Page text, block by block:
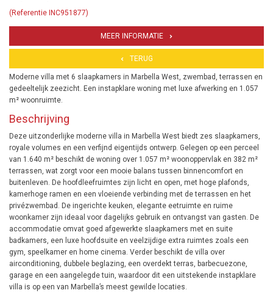
(Referentie INC951877)
MEER INFORMATIE
TERUG
Moderne villa met 6 slaapkamers in Marbella West, zwembad, terrassen en
gedeeltelijk zeezicht. Een instapklare woning met luxe afwerking en 1.057
m² woonruimte.
Beschrijving
Deze uitzonderlijke moderne villa in Marbella West biedt zes slaapkamers,
royale volumes en een verfijnd eigentijds ontwerp. Gelegen op een perceel
van 1.640 m² beschikt de woning over 1.057 m² woonoppervlak en 382 m²
terrassen, wat zorgt voor een mooie balans tussen binnencomfort en
buitenleven. De hoofdleefruimtes zijn licht en open, met hoge plafonds,
kamerhoge ramen en een vloeiende verbinding met de terrassen en het
privézwembad. De ingerichte keuken, elegante eetruimte en ruime
woonkamer zijn ideaal voor dagelijks gebruik en ontvangst van gasten. De
accommodatie omvat goed afgewerkte slaapkamers met en suite
badkamers, een luxe hoofdsuite en veelzijdige extra ruimtes zoals een
gym, speelkamer en home cinema. Verder beschikt de villa over
airconditioning, dubbele beglazing, een overdekt terras, barbecuezone,
garage en een aangelegde tuin, waardoor dit een uitstekende instapklare
villa is op een van Marbella’s meest gewilde locaties.